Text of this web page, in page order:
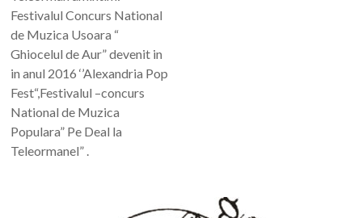
Festivalul Concurs National
de Muzica Usoara “
Ghiocelul de Aur” devenit in
in anul 2016 ‘’Alexandria Pop
Fest“,Festivalul –concurs
National de Muzica
Populara” Pe Deal la
Teleormanel” .